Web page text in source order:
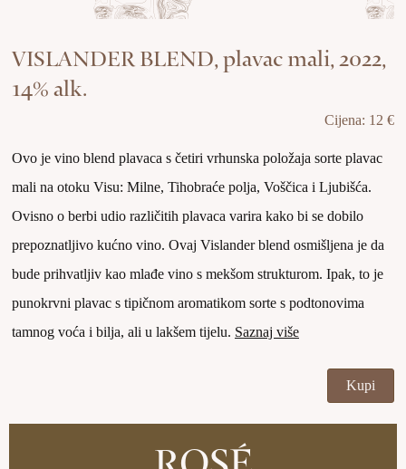
VISLANDER BLEND, plavac mali, 2022,
14% alk.
Cijena: 12 €
Ovo je vino blend plavaca s četiri vrhunska položaja sorte plavac
mali na otoku Visu: Milne, Tihobraće polja, Voščica i Ljubišća.
Ovisno o berbi udio različitih plavaca varira kako bi se dobilo
prepoznatljivo kućno vino. Ovaj Vislander blend osmišljena je da
bude prihvatljiv kao mlađe vino s mekšom strukturom. Ipak, to je
punokrvni plavac s tipičnom aromatikom sorte s podtonovima
tamnog voća i bilja, ali u lakšem tijelu. Saznaj više
Kupi
ROSÉ